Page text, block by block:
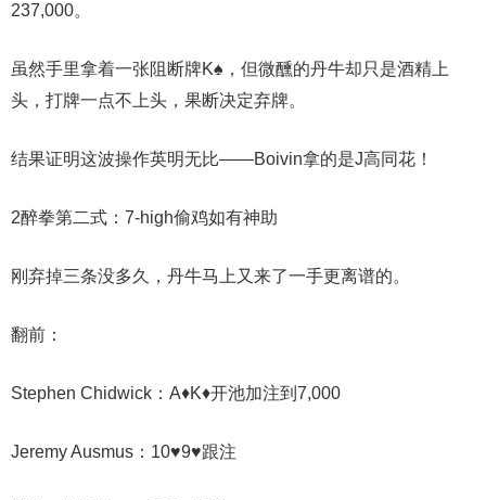
237,000。
虽然手里拿着一张阻断牌K♠，但微醺的丹牛却只是酒精上
头，打牌一点不上头，果断决定弃牌。
结果证明这波操作英明无比——Boivin拿的是J高同花！
2醉拳第二式 ：7-high偷鸡如有神助
刚弃掉三条没多久，丹牛马上又来了一手更离谱的。
翻前：
Stephen Chidwick：A♦K♦开池加注到7,000
Jeremy Ausmus：10♥9♥跟注